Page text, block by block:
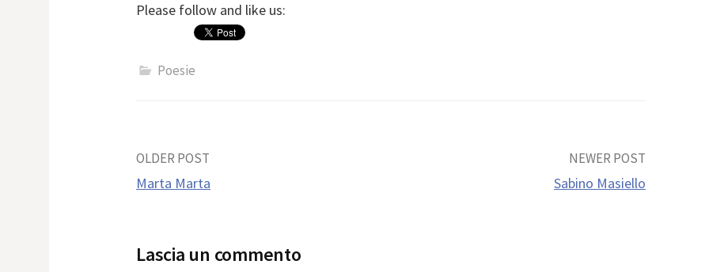
Please follow and like us:
Poesie
Post
OLDER POST
Marta Marta
NEWER POST
Sabino Masiello
Lascia un commento